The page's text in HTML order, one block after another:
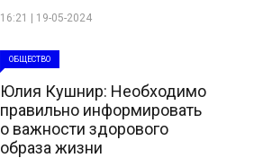
16:21 | 19-05-2024
ОБЩЕСТВО
Юлия Кушнир: Необходимо
правильно информировать
о важности здорового
образа жизни